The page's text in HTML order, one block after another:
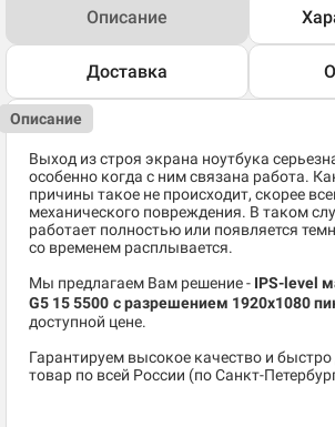
Описание
Доставка
Описание
Выход из строя экрана ноутбука
особенно когда с ним связана работа.
причины такое не происходит, скорее
механического повреждения. В таком
работает полностью или появляется
со временем расплывается.
Мы предлагаем Вам решение - IPS-level
G5 15 5500 c разрешением 1920x1080
доступной цене.
Гарантируем высокое качество и
товар по всей России (по Санкт-